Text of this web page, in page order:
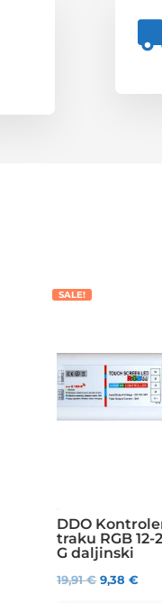
SALE!
DDO
traku RGB 12-
G daljinski
19,91€ 9,38€